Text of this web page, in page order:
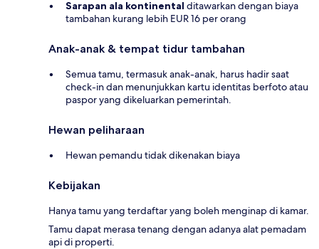
Sarapan ala kontinental ditawarkan dengan biaya
tambahan kurang lebih EUR 16 per orang
Anak-anak & tempat tidur tambahan
Semua tamu, termasuk anak-anak, harus hadir saat
check-in dan menunjukkan kartu identitas berfoto atau
paspor yang dikeluarkan pemerintah.
Hewan peliharaan
Hewan pemandu tidak dikenakan biaya
Kebijakan
Hanya tamu yang terdaftar yang boleh menginap di kamar.
Tamu dapat merasa tenang dengan adanya alat pemadam
api di properti.